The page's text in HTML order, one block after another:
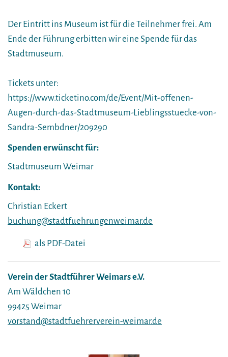
Der Eintritt ins Museum ist für die Teilnehmer frei. Am
Ende der Führung erbitten wir eine Spende für das
Stadtmuseum.
Tickets unter:
https://www.ticketino.com/de/Event/Mit-offenen-
Augen-durch-das-Stadtmuseum-Lieblingsstuecke-von-
Sandra-Sembdner/209290
Spenden erwünscht für:
Stadtmuseum Weimar
Kontakt:
Christian Eckert
buchung@stadtfuehrungenweimar.de
als PDF-Datei
Verein der Stadtführer Weimars e.V.
Am Wäldchen 10
99425 Weimar
vorstand@stadtfuehrerverein-weimar.de